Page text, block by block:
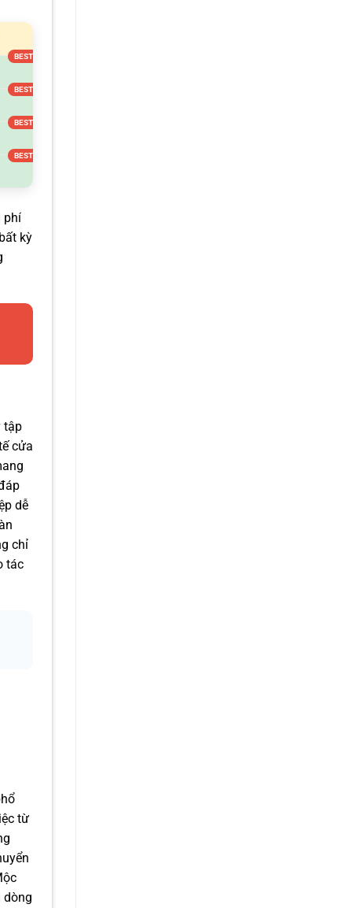
phí
kỳ
tập
cửa
dễ
chỉ
tác
từ
dòng